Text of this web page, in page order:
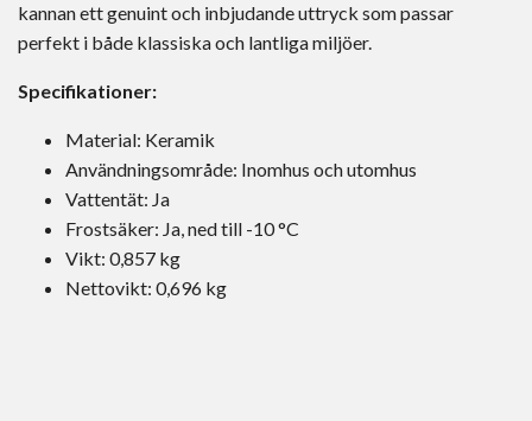
kannan ett genuint och inbjudande uttryck som passar
perfekt i både klassiska och lantliga miljöer.
Specifikationer:
Material: Keramik
Användningsområde: Inomhus och utomhus
Vattentät: Ja
Frostsäker: Ja, ned till -10 °C
Vikt: 0,857 kg
Nettovikt: 0,696 kg